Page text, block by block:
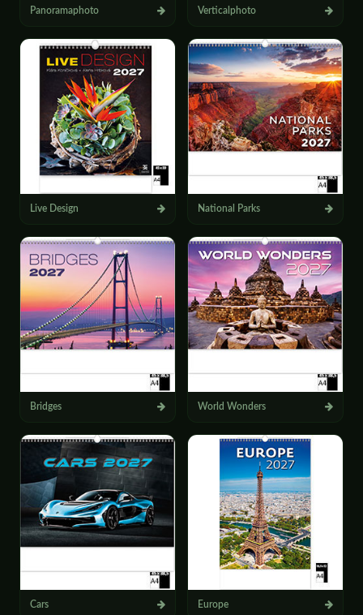
Panoramaphoto Verticalphoto
Live Design National Parks
Bridges World Wonders
Cars Europe